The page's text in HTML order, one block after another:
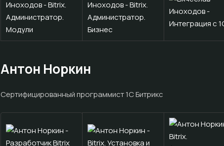
Антон Норкин
Cертифицированный программист 1С Битрикс